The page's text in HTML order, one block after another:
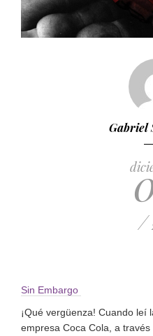
Gabriel
/
Sin Embargo
¡Qué vergüenza! Cuando leí
empresa Coca Cola, a